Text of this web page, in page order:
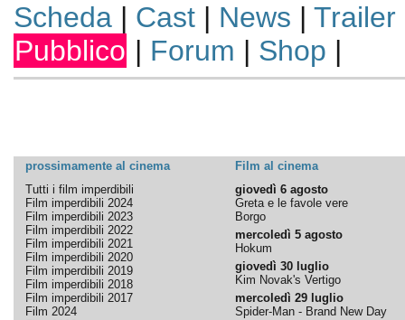
Scheda| Cast| News | Trailer
Pubblico | Forum | Shop |
prossimamente al cinema
Film al cinema
Tutti i film imperdibili
Film imperdibili 2024
Film imperdibili 2023
Film imperdibili 2022
Film imperdibili 2021
Film imperdibili 2020
Film imperdibili 2019
Film imperdibili 2018
Film imperdibili 2017
Film 2024
giovedì 6 agosto
Greta e le favole vere
Borgo
mercoledì 5 agosto
Hokum
giovedì 30 luglio
Kim Novak's Vertigo
mercoledì 29 luglio
Spider-Man - Brand New Day